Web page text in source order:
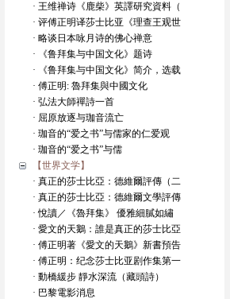
· 王维禅诗《鹿柴》英譯研究資料（
· 评傅正明译莎士比亚《理查王观世
· 略谈日本咏月诗的佛心禅意
· 《鲁拜集与中国文化》题诗
· 《鲁拜集与中国文化》简介，选载
· 傅正明: 魯拜集與中國文化
· 弘法大師禪詩一首
· 屈原放逐与珈音流亡
· 珈音的“爱之书”与儒家的仁爱观
· 珈音的“爱之书”与儒
【世界文学】
· 真正的莎士比亞：德維爾評傳（二
· 真正的莎士比亞：德維爾文學評傳
· 悅讀／《魯拜集》 優雅細膩如繡
· 愛文的天鵝：誰是真正的莎士比亞
· 傅正明著《愛文的天鵝》新書預告
· 傅正明：纪念莎士比亚剧作集第一
· 動橋緩步 靜水深流（藏頭詩）
· 巴黎電影消息